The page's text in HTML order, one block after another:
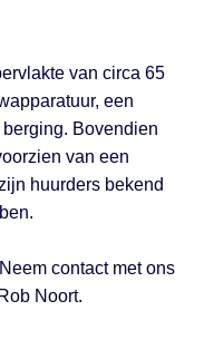
van circa 65
een
Bovendien
van een
huurders bekend
contact met ons
Noort.